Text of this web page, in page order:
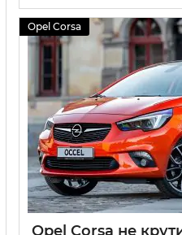
Opel Corsa
Opel Corsa не